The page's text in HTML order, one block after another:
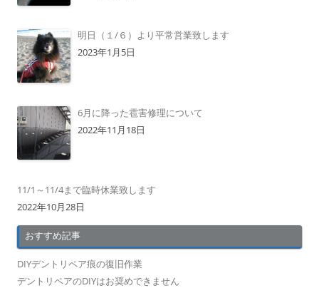
明日（１/６）より平常営業致します
2023年1月5日
6月に降った雹害修理について
2022年11月18日
11/1～11/4まで臨時休業致します
2022年10月28日
おすすめ記事
DIYデントリペア痕の復旧作業
デントリペアのDIYはお奨めできません